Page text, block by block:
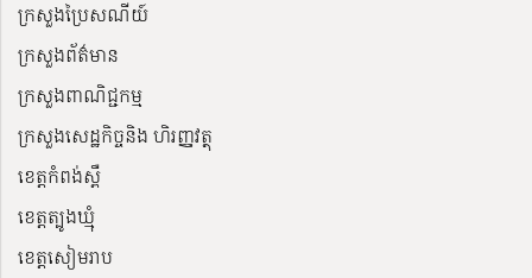
ក្រសួងប្រៃសណីយ៍
ក្រសួងព័ត៌មាន
ក្រសួងពាណិជ្ជកម្ម
ក្រសួងសេដ្ឋកិច្ចនិង ហិរញ្ញវត្ថុ
ខេត្តកំពង់ស្ពឺ
ខេត្តត្បូងឃ្មុំ
ខេត្តសៀមរាប